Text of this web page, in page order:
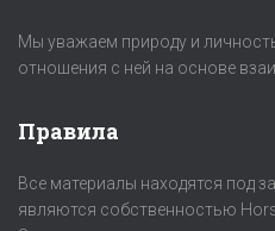
Мы уважаем природу и
отношения с ней на основе
Правила
Все материалы находятся под
являются собственностью